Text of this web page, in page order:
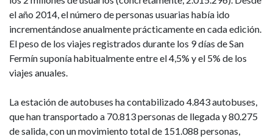
el año 2014, el número de personas usuarias había ido
incrementándose anualmente prácticamente en cada edición.
El peso de los viajes registrados durante los 9 días de San
Fermín suponía habitualmente entre el 4,5% y el 5% de los
viajes anuales.
La estación de autobuses ha contabilizado 4.843 autobuses,
que han transportado a 70.813 personas de llegada y 80.275
de salida, con un movimiento total de 151.088 personas,